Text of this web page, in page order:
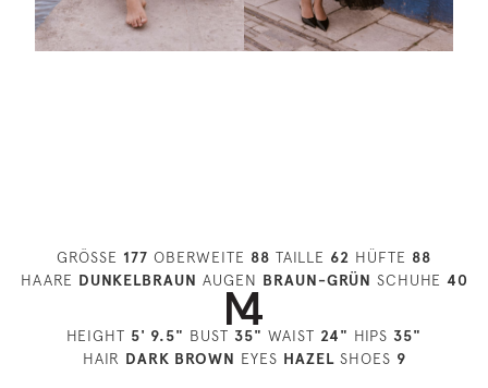
GRÖSSE 177 OBERWEITE 88 TAILLE 62 HÜFTE 88
HAARE DUNKELBRAUN AUGEN BRAUN-GRÜN SCHUHE 40
HEIGHT 5' 9.5" BUST 35" WAIST 24" HIPS 35"
HAIR DARK BROWN EYES HAZELSHOES 9